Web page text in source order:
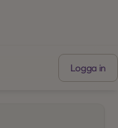
Logga in